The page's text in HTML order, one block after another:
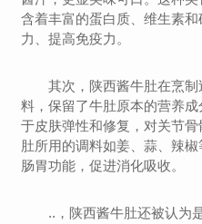
含着丰富的蛋白质、维生素
力、提高免疫力。
其次，陕西酱牛肚在烹
料，保留了牛肚原本的营养
于皮肤弹性和修复，对关节
肚所用的调料如姜、蒜、辣
肠胃功能，促进消化吸收。
..，陕西酱牛肚还被认为